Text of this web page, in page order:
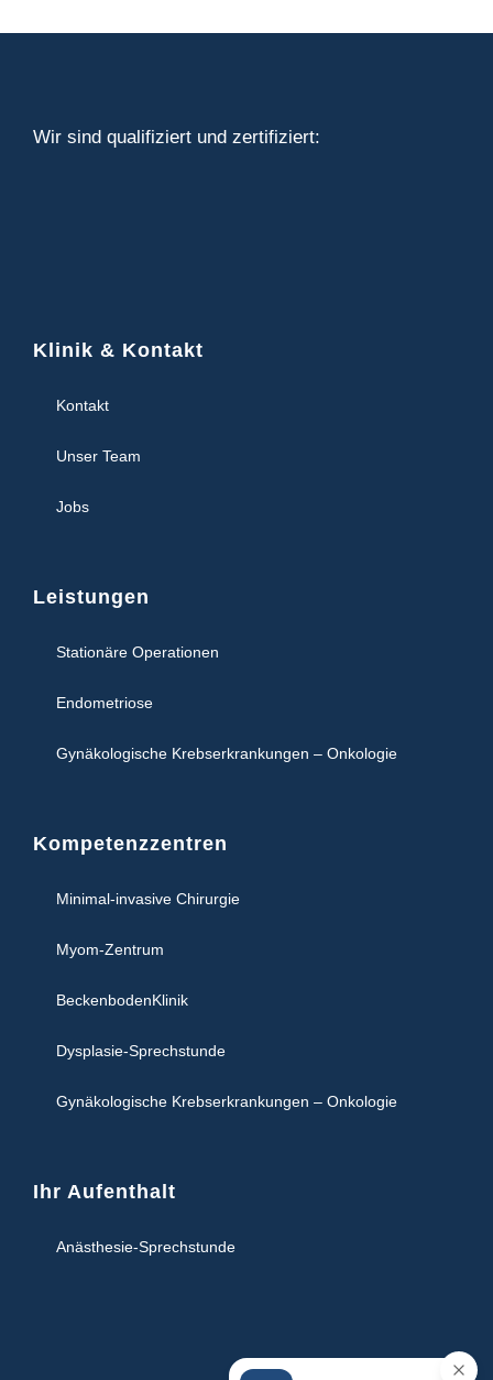
Wir sind qualifiziert und zertifiziert:
Klinik & Kontakt
Kontakt
Unser Team
Jobs
Leistungen
Stationäre Operationen
Endometriose
Gynäkologische Krebserkrankungen – Onkologie
Kompetenzzentren
Minimal-invasive Chirurgie
Myom-Zentrum
BeckenbodenKlinik
Dysplasie-Sprechstunde
Gynäkologische Krebserkrankungen – Onkologie
Ihr Aufenthalt
Anästhesie-Sprechstunde